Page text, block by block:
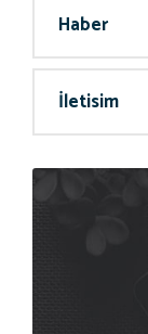
Haber
İletisim